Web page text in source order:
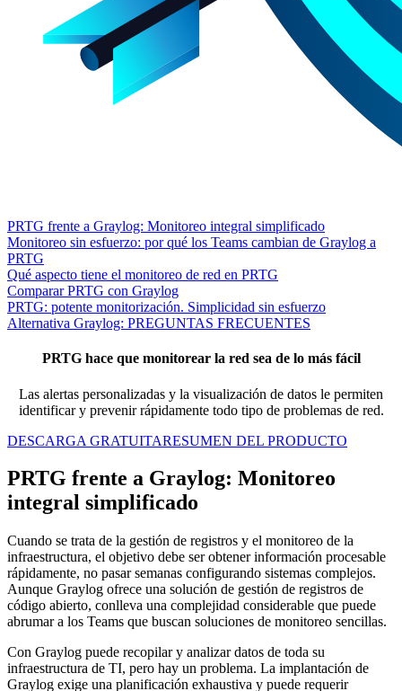
PRTG frente a Graylog: Monitoreo integral simplificado
Monitoreo sin esfuerzo: por qué los Teams cambian de Graylog a
PRTG
Qué aspecto tiene el monitoreo de red en PRTG
Comparar PRTG con Graylog
PRTG: potente monitorización. Simplicidad sin esfuerzo
Alternativa Graylog: PREGUNTAS FRECUENTES
PRTG hace que monitorear la red sea de lo más fácil
Las alertas personalizadas y la visualización de datos le permiten
identificar y prevenir rápidamente todo tipo de problemas de red.
DESCARGA GRATUITARESUMEN DEL PRODUCTO
PRTG frente a Graylog: Monitoreo
integral simplificado
Cuando se trata de la gestión de registros y el monitoreo de la
infraestructura, el objetivo debe ser obtener información procesable
rápidamente, no pasar semanas configurando sistemas complejos.
Aunque Graylog ofrece una solución de gestión de registros de
código abierto, conlleva una complejidad considerable que puede
abrumar a los Teams que buscan soluciones de monitoreo sencillas.
Con Graylog puede recopilar y analizar datos de toda su
infraestructura de TI, pero hay un problema. La implantación de
Graylog exige una planificación exhaustiva y puede requerir